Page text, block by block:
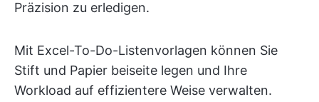
Präzision zu erledigen.
Mit Excel-To-Do-Listenvorlagen können Sie
Stift und Papier beiseite legen und Ihre
Workload auf effizientere Weise verwalten.